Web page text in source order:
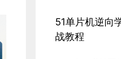
51单片机逆向
战教程